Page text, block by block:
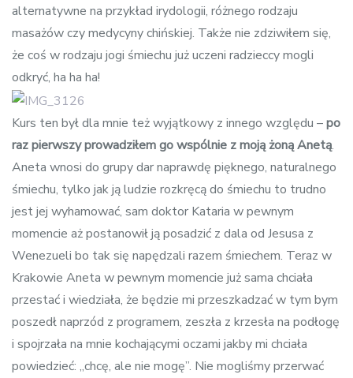
alternatywne na przykład irydologii, różnego rodzaju
masażów czy medycyny chińskiej. Także nie zdziwiłem się,
że coś w rodzaju jogi śmiechu już uczeni radzieccy mogli
odkryć, ha ha ha!
Kurs ten był dla mnie też wyjątkowy z innego względu –po
raz pierwszy prowadziłem go wspólnie z moją żoną Anetą.
Aneta wnosi do grupy dar naprawdę pięknego, naturalnego
śmiechu, tylko jak ją ludzie rozkręcą do śmiechu to trudno
jest jej wyhamować, sam doktor Kataria w pewnym
momencie aż postanowił ją posadzić z dala od Jesusa z
Wenezueli bo tak się napędzali razem śmiechem. Teraz w
Krakowie Aneta w pewnym momencie już sama chciała
przestać i wiedziała, że będzie mi przeszkadzać w tym bym
poszedł naprzód z programem, zeszła z krzesła na podłogę
i spojrzała na mnie kochającymi oczami jakby mi chciała
powiedzieć: „chcę, ale nie mogę”. Nie mogliśmy przerwać